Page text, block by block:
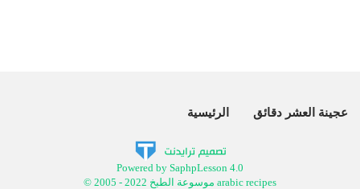
عجينة العشر دقائق الرئيسية
Powered by SaphpLesson 4.0
© 2005 - 2022 موسوعة الطبخ arabic recipes